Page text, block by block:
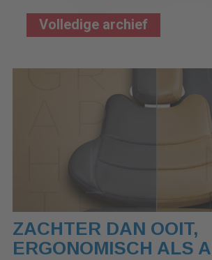
Volledige archief
ZACHTER DAN OOIT,
ERGONOMISCH ALS